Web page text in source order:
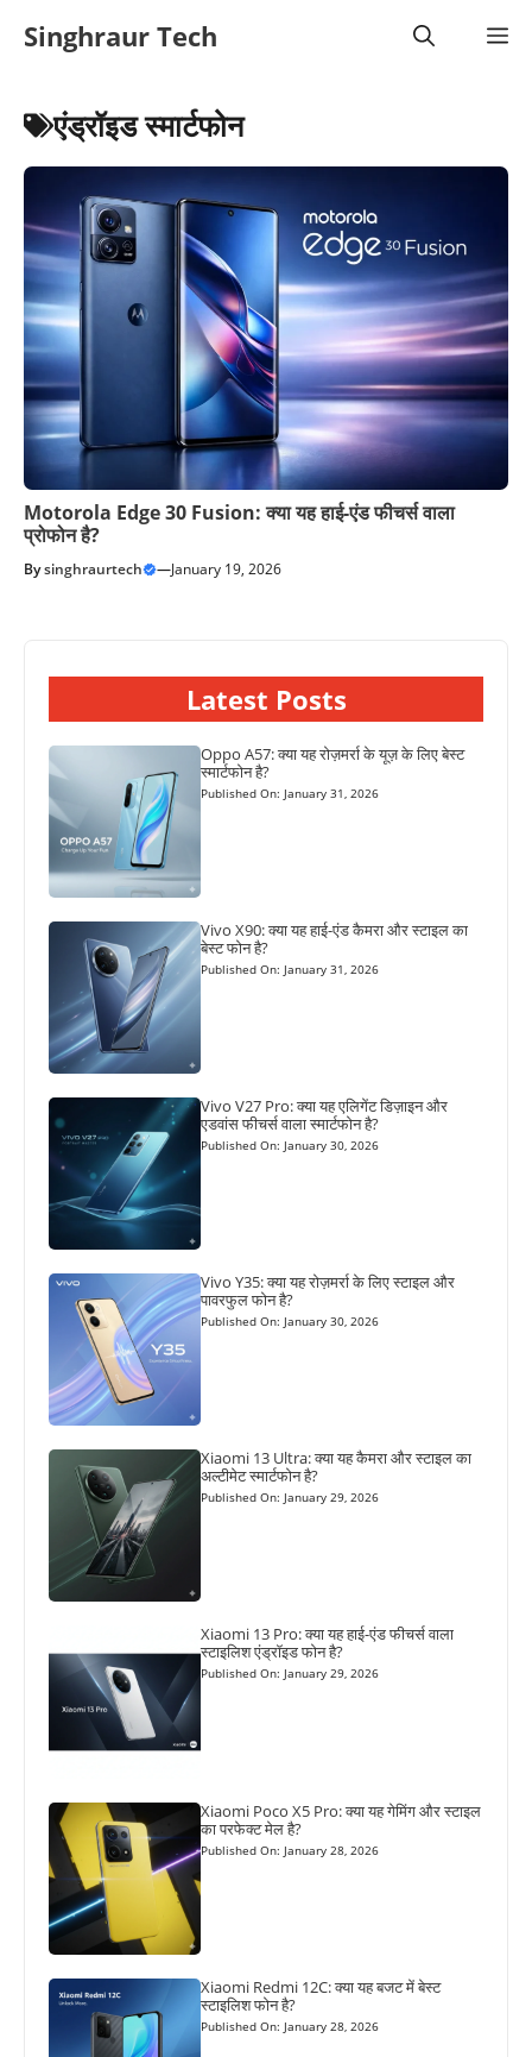
Singhraur Tech
एंड्रॉइड स्मार्टफोन
Motorola Edge 30 Fusion: क्या यह हाई-एंड फीचर्स वाला
प्रोफोन है?
Bysinghraurtech —January 19, 2026
Latest Posts
Oppo A57: क्या यह रोज़मर्रा के यूज़ के लिए बेस्ट
स्मार्टफोन है?
Published On: January 31, 2026
Vivo X90: क्या यह हाई-एंड कैमरा और स्टाइल का
बेस्ट फोन है?
Published On: January 31, 2026
Vivo V27 Pro: क्या यह एलिगेंट डिज़ाइन और
एडवांस फीचर्स वाला स्मार्टफोन है?
Published On: January 30, 2026
Vivo Y35: क्या यह रोज़मर्रा के लिए स्टाइल और
पावरफुल फोन है?
Published On: January 30, 2026
Xiaomi 13 Ultra: क्या यह कैमरा और स्टाइल का
अल्टीमेट स्मार्टफोन है?
Published On: January 29, 2026
Xiaomi 13 Pro: क्या यह हाई-एंड फीचर्स वाला
स्टाइलिश एंड्रॉइड फोन है?
Published On: January 29, 2026
Xiaomi Poco X5 Pro: क्या यह गेमिंग और स्टाइल
का परफेक्ट मेल है?
Published On: January 28, 2026
Xiaomi Redmi 12C: क्या यह बजट में बेस्ट
स्टाइलिश फोन है?
Published On: January 28, 2026